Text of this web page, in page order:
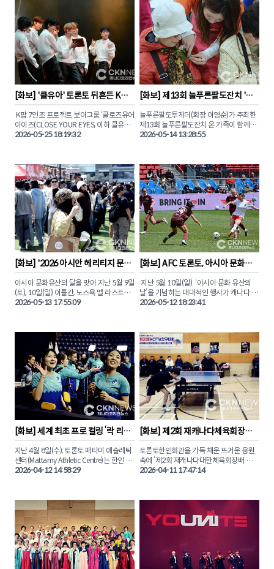
(KCBA)와 한식진흥원(KFPI)이 공동 주최
하고, 주토론토총영사관과 갤러리아슈퍼마
켓의 후원으로 진행됐다.
‘고품격 K-파인 다이닝과 창작 칵테일의 만
남(THE CULINARY CONVERGENCE)’이
라는 주제로 열린 조은주 셰프의 정교한 프
렌치 분자요리 기법과 한국 전통 식재료의
깊은 맛이 접시 위에서 독창적인 예술로 피
어났다.
현지 미식가들과 한인 요식업계 리더들은
눈과 입을 모두 사로잡는 조은주 셰프의 아
름다운 요리 시연회 현장의 감동을 CKN뉴
이날 대회는 장애인과 비장애인이 한자리
에 모여 깊은 유대감을 나누는 볼링 축제의
장으로 채워졌다.
비장애인 참가자들은 직접 휠체어에 앉아
함께 공을 굴리며 장애에 대한 편견을 허물
고 아름다운 소통의 순간을 만들어냈다.
도전과 성취 그리고 따뜻한 연대의 감동이
교차했던 그날의 생생한 장면들을 독자들
에게 화보로 전해본다.
[화보] '클유아' 토론토 뒤흔든 K
팝… 캐나다 투어 콘서트 성료
K팝 7인조 프로젝트 보이그룹 ‘클로즈유어
아이즈(CLOSE YOUR EYES, 이하 클유
아)’가 토론토에서 캐나다 첫 번째 단독 콘
토론토 공연은 지난 5월 22일(금) 오후 6
30분, 다운타운에 위치한 ‘블루마 애플 시
어터(Bluma Appel Theatre)’에서 ‘비욘드
유어 아이즈(BEYOND YOUR EYES)’라는
타이틀로 800여명의 관객들 앞에서 개최
됐다.
이번 공연은 '클유아'의 공식 팬덤인 '클로
저(CLOSER)' 팬들의 뜨거운 호응 속에 전
석 매진을 기록했다. 본보가 직접 취재한 클
유아의 토론토 콘서트를 사진으로 만나보
자.
© 2026 CANADA KOREAN NETWORK
NEWS (CKN뉴스)
2026-05-25 18:19:32
[화보] 제13회 늘푸른팔도잔치 '어
버이날 행사' 성황리 개최
늘푸른팔도투게더(회장 이영순)가 주최한
제13회 늘푸른팔도잔치 온 가족이 함께하
는 ‘어버이날 행사’가 지난 9일(토) 오후 5
마무리됐다.
이날 행사에는 지역 한인 어르신과 내외빈,
공연진을 포함해 약 200여 명이 참석했으
며 도윤주 씨의 사회로 진행됐다.
1부와 2부로 나뉘어 다채로운 프로그램과
기념식 행사가 진행됐다. CKN뉴스와 함께
이날 현장의 뜨거운 분위기를 만나보자.
2026-05-14 13:28:55
[화보] '2026 아시안 헤리티지 문화
축제' 성료 … '열정과 화합'
아시아 문화유산의 달을 맞아 지난 5월 9일
(토), 10일(일) 이틀간, 노스욕 멜 라스트먼
광장에서 펼쳐진 ‘2026 아시안 헤리티지
이번 행사에는 올리비아 차우 토론토 시장
과 조성준 온타리오주 장관, 알리 에사시 하
원의원, 릴리 쳉 시의원 등 한인 사회에 친
숙한 정재계 주요 인사들이 대거 참석하며
아시아계 커뮤니티가 토론토의 성장을 이
끄는 핵심 원동력임을 입증하는 시간을 가
특히 전통 사자춤으로 포문을 연 현장은 세
대와 국적을 초월해 아시아의 유구한 전통
을 공유하는 화합의 장으로 거듭났다.
이번 행사에서 선보인 K-푸드와 K-팝 커버
댄스팀 ‘SeaGalz’의 무대는 축제의 열기를
한인 업계를 대표해 CKN뉴스(캐나다코리
안뉴스)와 비즈팝사인이  후원으로 참여하
기도 했다. 본보와 함께 노스욕의 심장부를
뜨겁게 달궜던 그 현장을 사진으로 만나보
자.
2026-05-13 17:55:09
[화보] AFC 토론토, 아시아 문화유
산 및 어머니날 기념행사 개최
지난 5월 10일(일)  ‘아시아 문화 유산의
날’을 기념하는 대대적인 행사가 캐나다 여
자 프로축구 노던 슈퍼리그(NSL) 소속 AFC
이날 경기에서 AFC 토론토는 몬트리올 로
지스에 0-1로 패하며 시즌 첫 패배를 기록
했으나 하프타임 및 경기 전후에 다양한 아
시아 민족 행사가 열러 마더스데이를 맞아
경기장을 찾은 관중들에게 특별한 감동을
선사했다.
CKN뉴스(캐나다코리안뉴스)는 이날 진행
된 캐나다 판소리센터 이상아 음악감독의
'오 캐나다' 열창과 AFC공동창립자 브랜다
하의 토큰 토스, 한국계 AFC 토론토 에이스
사만다 창을 모습을 사진에 담았다 .
'아시아 문화유산의 날' 기념행사와 함께 펼
2026-05-12 18:23:41
[화보] 세계 최초 프로 컬링 ‘락 리그’
대한민국 김민지, 설예은 출전
지난 4월 8일(수), 토론토 매타미 애슬레틱
센터(Mattamy Athletic Centre)는 한인 동
포들의 뜨거운 함성으로 가득 찼다. 세계 최
지와 설예은이 출전했기 때문이다.
팀 타이푼(Team Typhoon) 소속으로 나
선 두 선수는 스웨덴의 안나 하셀보리, 일본
의 요시다 치나미와 완벽한 호흡을 선보였
다.
2026-04-12 14:58:29
[화보] 제2회 재캐나다체육회장배
탁구대회 '종목별 수상자'
토론토한인회관을 가득 채운 뜨거운 응원
속에 ‘제2회 재캐나다대한체육회장배 탁구
대회’의 종목별 주인공들이 가려졌습니다.
제107회 전국체육대회 캐나다 대표 선발
전을 겸해 그 어느 때보다 치열한 승부와 감
동의 드라마가 펼쳐졌습니다.
밴쿠버에서 날아온 열정적인 도전자들까
지, 전 세대가 어우러진 시상식 현장은 승패
2026-04-11 17:47:14